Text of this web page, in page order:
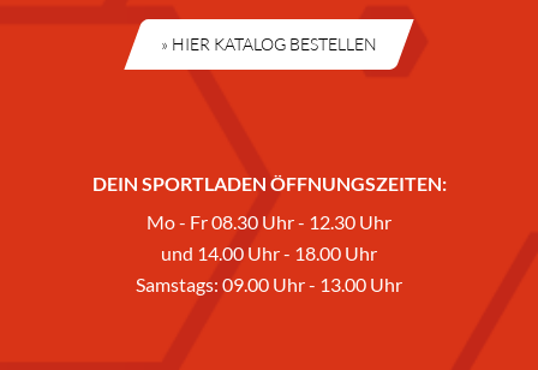
» HIER KATALOG BESTELLEN
DEIN SPORTLADEN ÖFFNUNGSZEITEN:
Mo - Fr 08.30 Uhr - 12.30 Uhr
und 14.00 Uhr - 18.00 Uhr
Samstags: 09.00 Uhr - 13.00 Uhr